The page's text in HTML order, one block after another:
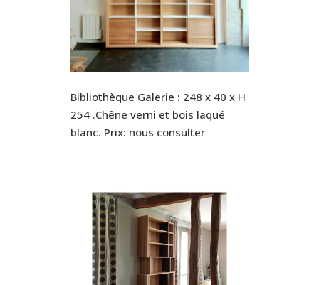
Bibliothèque Galerie : 248 x 40 x H
254 .Chêne verni et bois laqué
blanc. Prix: nous consulter